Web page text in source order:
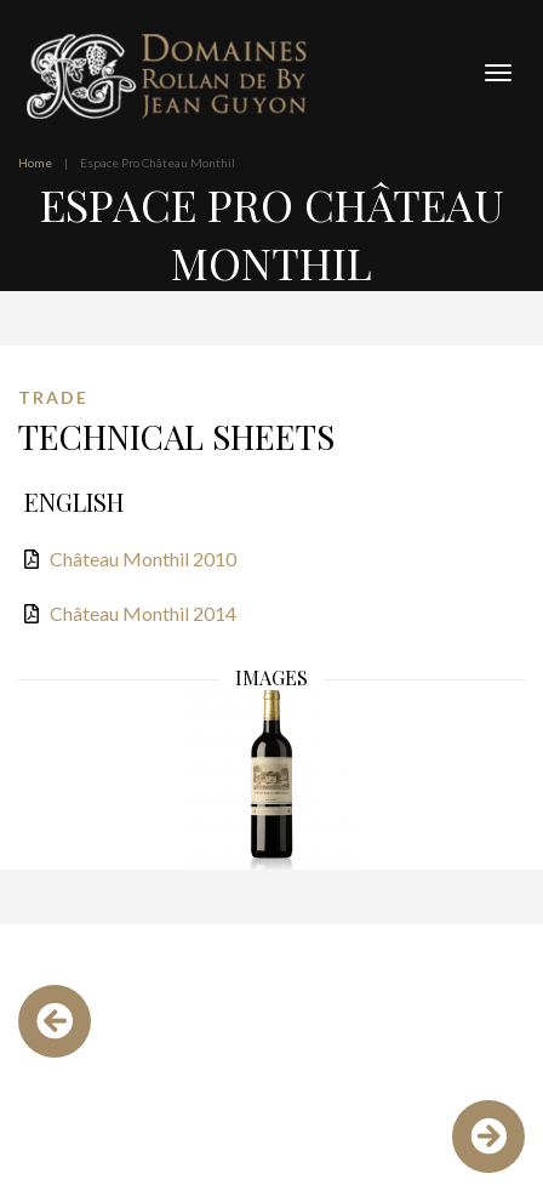
Home | Espace Pro Château Monthil
ESPACE PRO CHÂTEAU
MONTHIL
TRADE
TECHNICAL SHEETS
ENGLISH
Château Monthil 2010
Château Monthil 2014
IMAGES